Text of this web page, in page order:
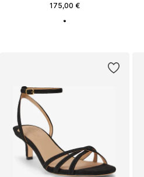
175,00 €